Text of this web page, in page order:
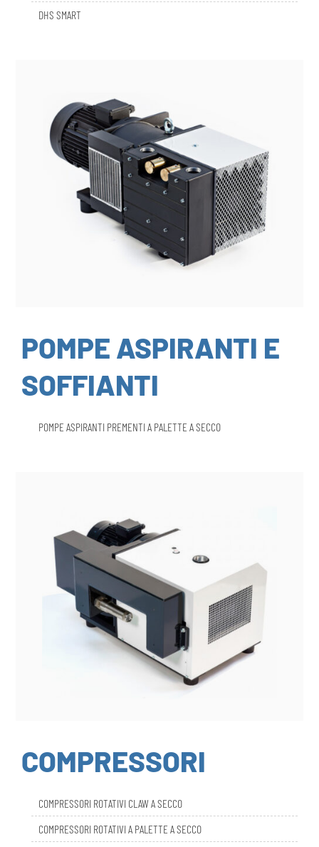
DHS SMART
POMPE ASPIRANTI E
SOFFIANTI
POMPE ASPIRANTI PREMENTI A PALETTE A SECCO
COMPRESSORI
COMPRESSORI ROTATIVI CLAW A SECCO
COMPRESSORI ROTATIVI A PALETTE A SECCO